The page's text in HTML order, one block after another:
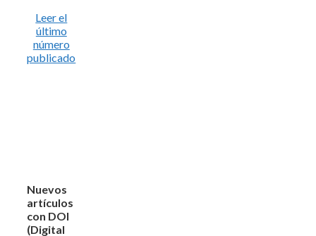
Leer el
último
número
publicado
Nuevos
artículos
con DOI
(Digital